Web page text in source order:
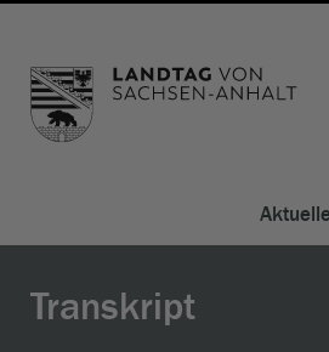
Transkript